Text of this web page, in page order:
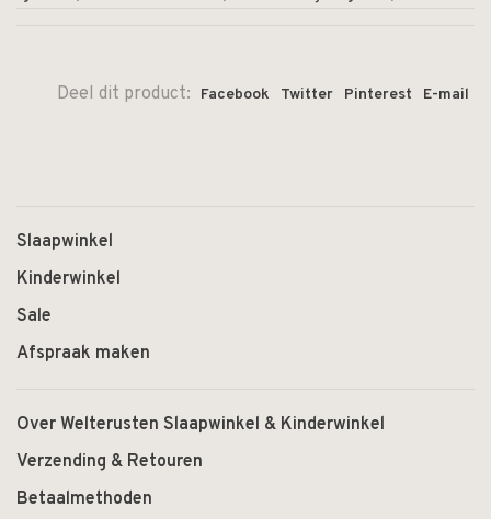
Deel dit product: Facebook Twitter Pinterest E-mail
Slaapwinkel
Kinderwinkel
Sale
Afspraak maken
Over Welterusten Slaapwinkel & Kinderwinkel
Verzending & Retouren
Betaalmethoden